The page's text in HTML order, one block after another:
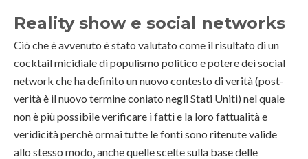
Reality show e social networks
Ciò che è avvenuto è stato valutato come il risultato di un
cocktail micidiale di populismo politico e potere dei social
network che ha definito un nuovo contesto di verità (post-
verità è il nuovo termine coniato negli Stati Uniti) nel quale
non è più possibile verificare i fatti e la loro fattualità e
veridicità perchè ormai tutte le fonti sono ritenute valide
allo stesso modo, anche quelle scelte sulla base delle